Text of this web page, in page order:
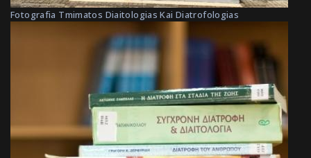
Fotografia Tmimatos Diaitologias Kai Diatrofologias